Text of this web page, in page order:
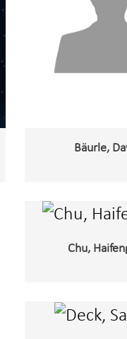
Bäurle,
Chu,